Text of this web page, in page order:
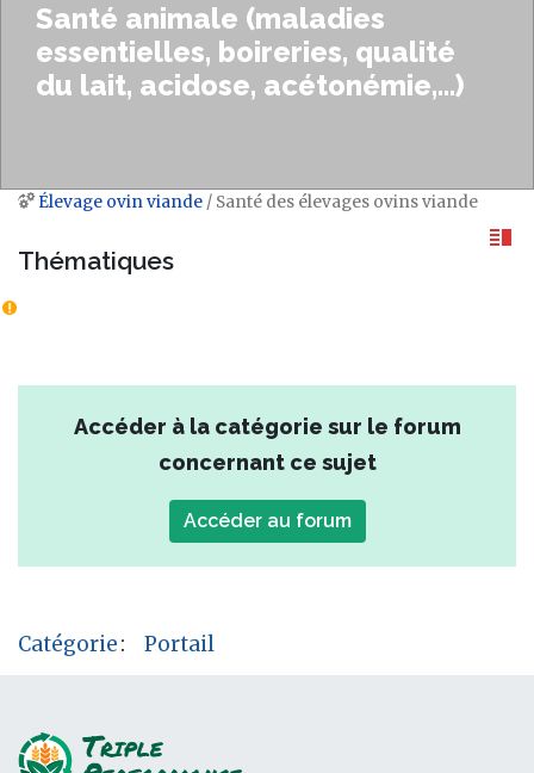
Santé animale (maladies
essentielles, boireries, qualité
du lait, acidose, acétonémie,...)
Aller à :navigation,rechercher
Élevage ovin viande / Santé des élevages ovins viande
Thématiques
Accéder à la catégorie sur le forum
concernant ce sujet
Accéder au forum
Catégorie: Portail